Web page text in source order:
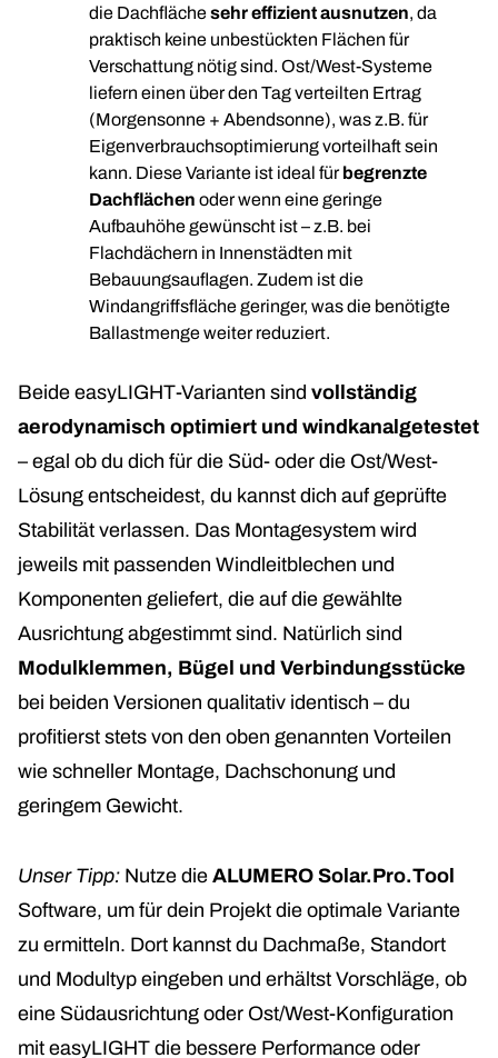
die Dachflächesehr effizient ausnutzen, da
praktisch keine unbestückten Flächen für
Verschattung nötig sind. Ost/West-Systeme
liefern einen über den Tag verteilten Ertrag
(Morgensonne + Abendsonne), was z.B. für
Eigenverbrauchsoptimierung vorteilhaft sein
kann. Diese Variante ist ideal fürbegrenzte
Dachflächen oder wenn eine geringe
Aufbauhöhe gewünscht ist – z.B. bei
Flachdächern in Innenstädten mit
Bebauungsauflagen. Zudem ist die
Windangriffsfläche geringer, was die benötigte
Ballastmenge weiter reduziert.
Beide easyLIGHT-Varianten sind vollständig
aerodynamisch optimiert und windkanalgetestet
– egal ob du dich für die Süd- oder die Ost/West-
Lösung entscheidest, du kannst dich auf geprüfte
Stabilität verlassen. Das Montagesystem wird
jeweils mit passenden Windleitblechen und
Komponenten geliefert, die auf die gewählte
Ausrichtung abgestimmt sind. Natürlich sind
Modulklemmen, Bügel und Verbindungsstücke
bei beiden Versionen qualitativ identisch – du
profitierst stets von den oben genannten Vorteilen
wie schneller Montage, Dachschonung und
geringem Gewicht.
Unser Tipp: Nutze die ALUMERO Solar.Pro.Tool
Software, um für dein Projekt die optimale Variante
zu ermitteln. Dort kannst du Dachmaße, Standort
und Modultyp eingeben und erhältst Vorschläge, ob
eine Südausrichtung oder Ost/West-Konfiguration
mit easyLIGHT die bessere Performance oder